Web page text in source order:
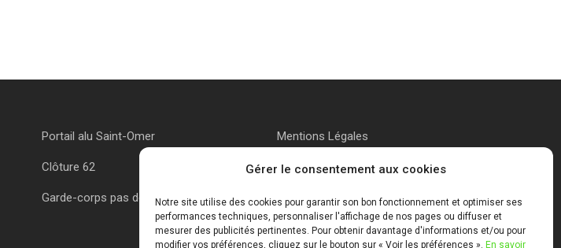
Gérer le consentement aux cookies
Notre site utilise des cookies pour garantir son bon fonctionnement et optimiser ses
performances techniques, personnaliser l'affichage de nos pages ou diffuser et
mesurer des publicités pertinentes. Pour obtenir davantage d'informations et/ou pour
modifier vos préférences, cliquez sur le bouton sur « Voir les préférences ». En savoir
Portail alu Saint-Omer
Clôture 62
Garde-corps pas de calais
Mentions Légales